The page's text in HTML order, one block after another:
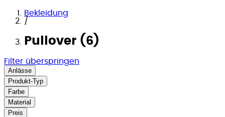
Bekleidung
/
Pullover (6)
Filter überspringen
Anlässe
Produkt-Typ
Farbe
Material
Preis